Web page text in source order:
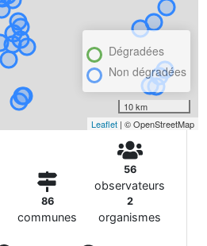
Dégradées
Non dégradées
10 km
Leaflet | © OpenStreetMap
86
communes
56
observateurs
2
organismes